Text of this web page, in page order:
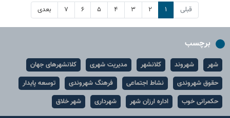
قبلی ۱ ۲ ۳ ۴ ۵ ۶ ۷ بعدی
برچسب
شهر شهروند کلانشهر مدیریت شهری
کلانشهرهای جهان
حقوق شهروندی
نشاط اجتماعی فرهنگ شهروندی
توسعه پایدار
حکمرانی خوب
اداره ارزان شهر شهرداری شهر خلاق